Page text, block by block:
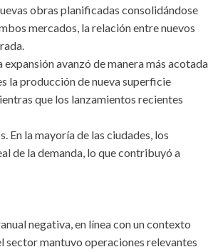
obras planificadas consolidándose
mercados, la relación entre nuevos
avanzó de manera más acotada
la producción de nueva superficie
que los lanzamientos recientes
En la mayoría de las ciudades, los
de la demanda, lo que contribuyó a
negativa, en línea con un contexto
sector mantuvo operaciones relevantes